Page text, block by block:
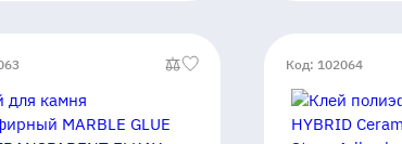
Код: 102064